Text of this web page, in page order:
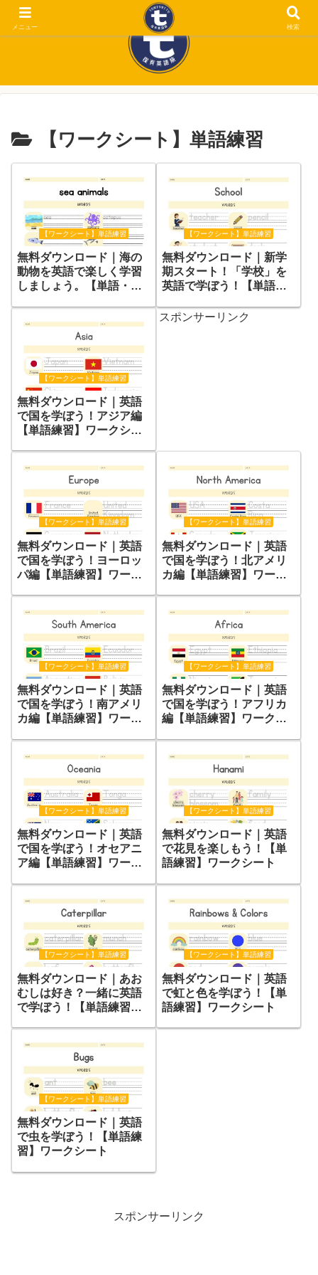
【ワークシート】単語練習
【ワークシート】単語練習
無料ダウンロード｜海の
動物を英語で楽しく学習
しましょう。【単語・文
【ワークシート】単語練習
無料ダウンロード｜新学
期スタート！「学校」を
英語で学ぼう！【単語練
【ワークシート】単語練習
無料ダウンロード｜英語
で国を学ぼう！アジア編
【単語練習】ワークシー
スポンサーリンク
【ワークシート】単語練習
無料ダウンロード｜英語
で国を学ぼう！ヨーロッ
パ編【単語練習】ワーク
【ワークシート】単語練習
無料ダウンロード｜英語
で国を学ぼう！北アメリ
カ編【単語練習】ワーク
【ワークシート】単語練習
無料ダウンロード｜英語
で国を学ぼう！南アメリ
カ編【単語練習】ワーク
【ワークシート】単語練習
無料ダウンロード｜英語
で国を学ぼう！アフリカ
編【単語練習】ワークシ
【ワークシート】単語練習
無料ダウンロード｜英語
で国を学ぼう！オセアニ
ア編【単語練習】ワーク
【ワークシート】単語練習
無料ダウンロード｜英語
で花見を楽しもう！【単
語練習】ワークシート
【ワークシート】単語練習
無料ダウンロード｜あお
むしは好き？一緒に英語
で学ぼう！【単語練習】
【ワークシート】単語練習
無料ダウンロード｜英語
で虹と色を学ぼう！【単
語練習】ワークシート
【ワークシート】単語練習
無料ダウンロード｜英語
で虫を学ぼう！【単語練
習】ワークシート
スポンサーリンク
メニュー 検索